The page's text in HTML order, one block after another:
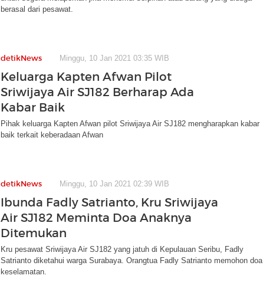
berasal dari pesawat.
detikNews Minggu, 10 Jan 2021 03:35 WIB
Keluarga Kapten Afwan Pilot
Sriwijaya Air SJ182 Berharap Ada
Kabar Baik
Pihak keluarga Kapten Afwan pilot Sriwijaya Air SJ182 mengharapkan kabar
baik terkait keberadaan Afwan
detikNews Minggu, 10 Jan 2021 02:39 WIB
Ibunda Fadly Satrianto, Kru Sriwijaya
Air SJ182 Meminta Doa Anaknya
Ditemukan
Kru pesawat Sriwijaya Air SJ182 yang jatuh di Kepulauan Seribu, Fadly
Satrianto diketahui warga Surabaya. Orangtua Fadly Satrianto memohon doa
keselamatan.